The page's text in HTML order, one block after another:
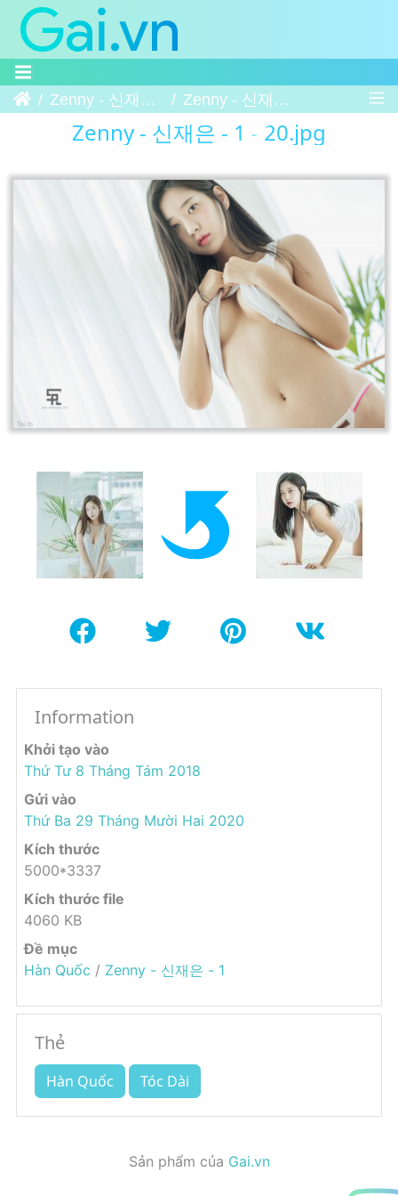
Trang chủZenny - 신재은 - 1 Zenny - 신재은 - 1 - 20
Zenny - 신재은 - 1 - 20.jpg
Information
Khởi tạo vào
Thứ Tư 8 Tháng Tám 2018
Gửi vào
Thứ Ba 29 Tháng Mười Hai 2020
Kích thước
5000*3337
Kích thước file
4060 KB
Đề mục
Hàn Quốc / Zenny - 신재은 - 1
Thẻ
Hàn Quốc Tóc Dài
Sản phẩm của Gai.vn